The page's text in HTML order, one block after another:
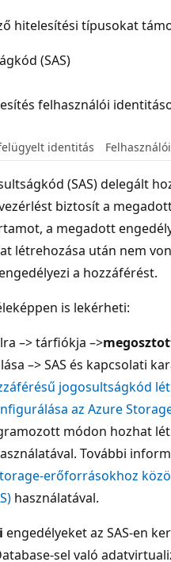
hitelesítési típusokat
(SAS)
felhasználói
identitás
(SAS) delegált
biztosít a
a megadott
létrehozása után nem
a hozzáférést.
is lekérheti:
–> tárfiókja –>
–> SAS és kapcsolati
jogosultságkód
az Azure
módon hozhat
További
erőforrásokhoz
használatával.
engedélyeket az SAS-en
sel való